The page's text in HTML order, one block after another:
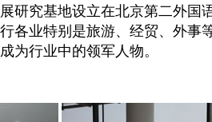
研究基地设立在北京第二外国
各业特别是旅游、经贸、外事
为行业中的领军人物。